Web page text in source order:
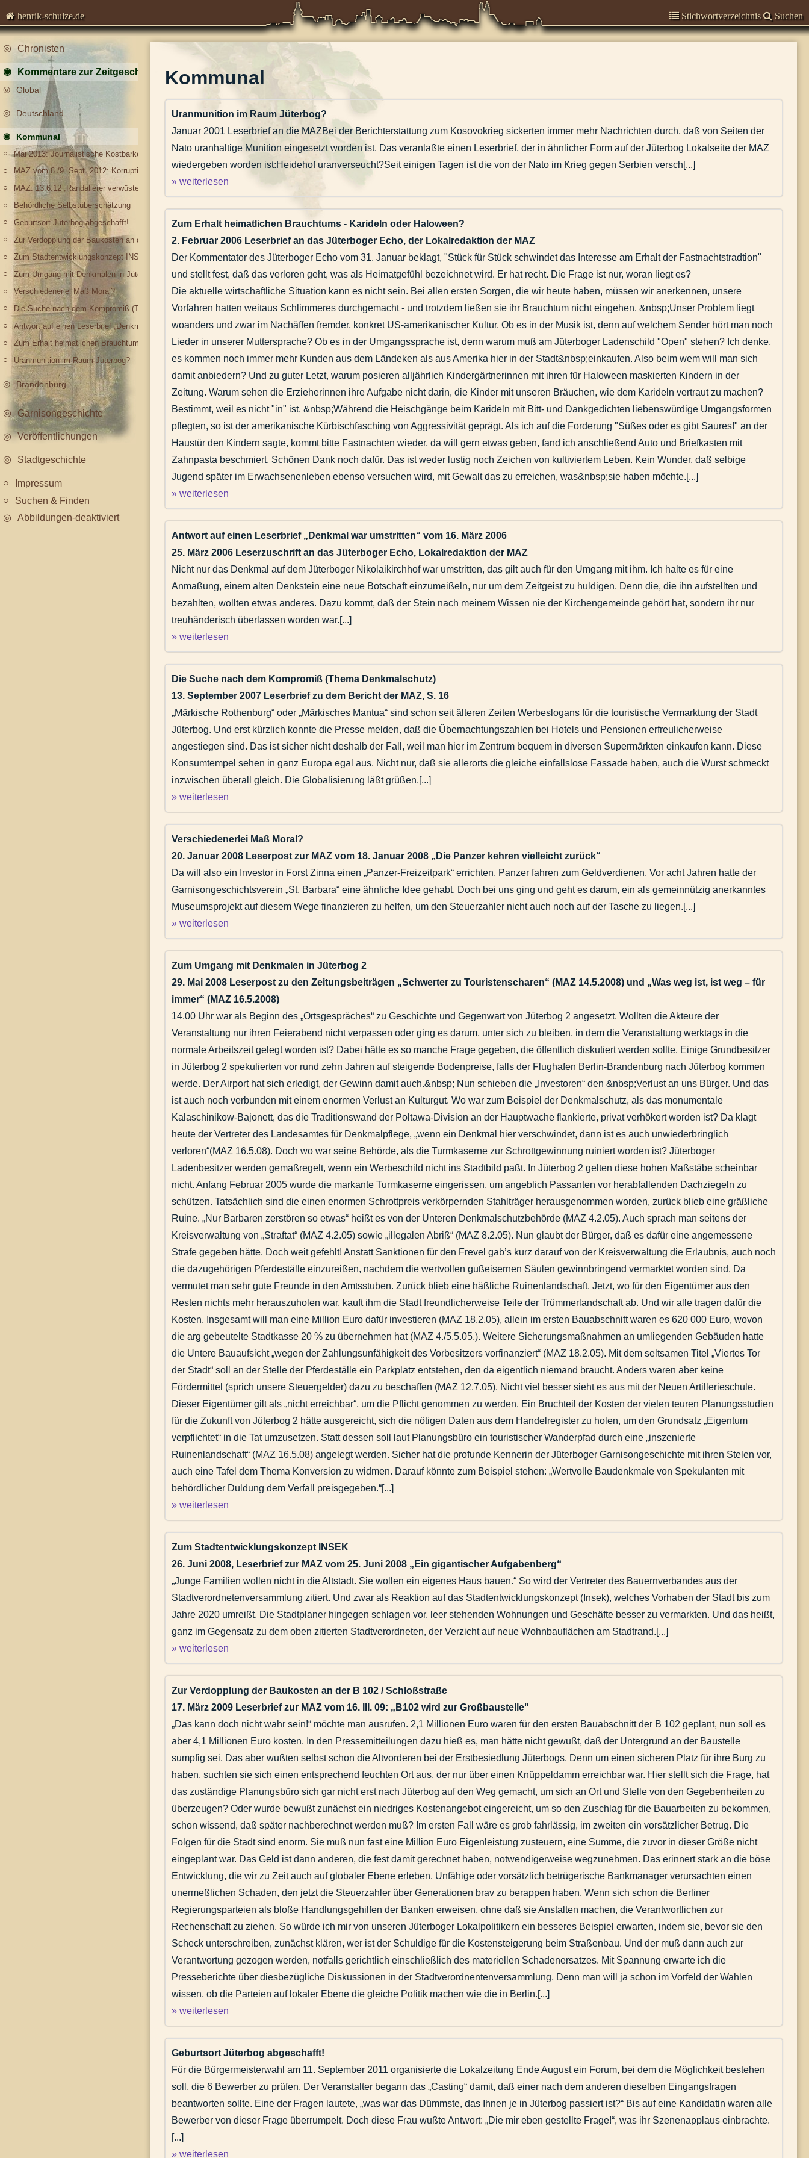
henrik-schulze.de Stichwortverzeichnis Suchen
Chronisten
Kommentare zur Zeitgeschichte
Global
Deutschland
Kommunal
Mai 2013: Journalistische Kostbarkeiten
MAZ vom 8./9. Sept. 2012: Korruptionsaffäre - Landrat Giesecke vor dem Aus
MAZ: 13.6.12 „Randalierer verwüsteten Skaterpark“ und 7./8.6.12 „Randalierer noch nicht ermittelt“.
Behördliche Selbstüberschätzung
Geburtsort Jüterbog abgeschafft!
Zur Verdopplung der Baukosten an der B 102 / Schloßstraße
Zum Stadtentwicklungskonzept INSEK
Zum Umgang mit Denkmalen in Jüterbog 2
Verschiedenerlei Maß Moral?
Die Suche nach dem Kompromiß (Thema Denkmalschutz)
Antwort auf einen Leserbrief „Denkmal war umstritten“ vom 16. März 2006
Zum Erhalt heimatlichen Brauchtums - Karideln oder Haloween?
Uranmunition im Raum Jüterbog?
Brandenburg
Garnisongeschichte
Veröffentlichungen
Stadtgeschichte
Impressum
Suchen & Finden
Abbildungen-deaktiviert
Kommunal
Uranmunition im Raum Jüterbog?
Januar 2001 Leserbrief an die MAZBei der Berichterstattung zum Kosovokrieg sickerten immer mehr Nachrichten durch, daß von Seiten der
Nato uranhaltige Munition eingesetzt worden ist. Das veranlaßte einen Leserbrief, der in ähnlicher Form auf der Jüterbog Lokalseite der MAZ
wiedergeben worden ist:Heidehof uranverseucht?Seit einigen Tagen ist die von der Nato im Krieg gegen Serbien versch[...]
» weiterlesen
Zum Erhalt heimatlichen Brauchtums - Karideln oder Haloween?
2. Februar 2006 Leserbrief an das Jüterboger Echo, der Lokalredaktion der MAZ
Der Kommentator des Jüterboger Echo vom 31. Januar beklagt, "Stück für Stück schwindet das Interesse am Erhalt der Fastnachtstradtion"
und stellt fest, daß das verloren geht, was als Heimatgefühl bezeichnet wird. Er hat recht. Die Frage ist nur, woran liegt es?
Die aktuelle wirtschaftliche Situation kann es nicht sein. Bei allen ersten Sorgen, die wir heute haben, müssen wir anerkennen, unsere
Vorfahren hatten weitaus Schlimmeres durchgemacht - und trotzdem ließen sie ihr Brauchtum nicht eingehen. &nbsp;Unser Problem liegt
woanders und zwar im Nachäffen fremder, konkret US-amerikanischer Kultur. Ob es in der Musik ist, denn auf welchem Sender hört man noch
Lieder in unserer Muttersprache? Ob es in der Umgangssprache ist, denn warum muß am Jüterboger Ladenschild "Open" stehen? Ich denke,
es kommen noch immer mehr Kunden aus dem Ländeken als aus Amerika hier in der Stadt&nbsp;einkaufen. Also beim wem will man sich
damit anbiedern? Und zu guter Letzt, warum posieren alljährlich Kindergärtnerinnen mit ihren für Haloween maskierten Kindern in der
Zeitung. Warum sehen die Erzieherinnen ihre Aufgabe nicht darin, die Kinder mit unseren Bräuchen, wie dem Karideln vertraut zu machen?
Bestimmt, weil es nicht "in" ist. &nbsp;Während die Heischgänge beim Karideln mit Bitt- und Dankgedichten liebenswürdige Umgangsformen
pflegten, so ist der amerikanische Kürbischfasching von Aggressivität geprägt. Als ich auf die Forderung "Süßes oder es gibt Saures!" an der
Haustür den Kindern sagte, kommt bitte Fastnachten wieder, da will gern etwas geben, fand ich anschließend Auto und Briefkasten mit
Zahnpasta beschmiert. Schönen Dank noch dafür. Das ist weder lustig noch Zeichen von kultiviertem Leben. Kein Wunder, daß selbige
Jugend später im Erwachsenenleben ebenso versuchen wird, mit Gewalt das zu erreichen, was&nbsp;sie haben möchte.[...]
» weiterlesen
Antwort auf einen Leserbrief „Denkmal war umstritten“ vom 16. März 2006
25. März 2006 Leserzuschrift an das Jüterboger Echo, Lokalredaktion der MAZ
Nicht nur das Denkmal auf dem Jüterboger Nikolaikirchhof war umstritten, das gilt auch für den Umgang mit ihm. Ich halte es für eine
Anmaßung, einem alten Denkstein eine neue Botschaft einzumeißeln, nur um dem Zeitgeist zu huldigen. Denn die, die ihn aufstellten und
bezahlten, wollten etwas anderes. Dazu kommt, daß der Stein nach meinem Wissen nie der Kirchengemeinde gehört hat, sondern ihr nur
treuhänderisch überlassen worden war.[...]
» weiterlesen
Die Suche nach dem Kompromiß (Thema Denkmalschutz)
13. September 2007 Leserbrief zu dem Bericht der MAZ, S. 16
„Märkische Rothenburg“ oder „Märkisches Mantua“ sind schon seit älteren Zeiten Werbeslogans für die touristische Vermarktung der Stadt
Jüterbog. Und erst kürzlich konnte die Presse melden, daß die Übernachtungszahlen bei Hotels und Pensionen erfreulicherweise
angestiegen sind. Das ist sicher nicht deshalb der Fall, weil man hier im Zentrum bequem in diversen Supermärkten einkaufen kann. Diese
Konsumtempel sehen in ganz Europa egal aus. Nicht nur, daß sie allerorts die gleiche einfallslose Fassade haben, auch die Wurst schmeckt
inzwischen überall gleich. Die Globalisierung läßt grüßen.[...]
» weiterlesen
Verschiedenerlei Maß Moral?
20. Januar 2008 Leserpost zur MAZ vom 18. Januar 2008 „Die Panzer kehren vielleicht zurück“
Da will also ein Investor in Forst Zinna einen „Panzer-Freizeitpark“ errichten. Panzer fahren zum Geldverdienen. Vor acht Jahren hatte der
Garnisongeschichtsverein „St. Barbara“ eine ähnliche Idee gehabt. Doch bei uns ging und geht es darum, ein als gemeinnützig anerkanntes
Museumsprojekt auf diesem Wege finanzieren zu helfen, um den Steuerzahler nicht auch noch auf der Tasche zu liegen.[...]
» weiterlesen
Zum Umgang mit Denkmalen in Jüterbog 2
29. Mai 2008 Leserpost zu den Zeitungsbeiträgen „Schwerter zu Touristenscharen“ (MAZ 14.5.2008) und „Was weg ist, ist weg – für
immer“ (MAZ 16.5.2008)
14.00 Uhr war als Beginn des „Ortsgespräches“ zu Geschichte und Gegenwart von Jüterbog 2 angesetzt. Wollten die Akteure der
Veranstaltung nur ihren Feierabend nicht verpassen oder ging es darum, unter sich zu bleiben, in dem die Veranstaltung werktags in die
normale Arbeitszeit gelegt worden ist? Dabei hätte es so manche Frage gegeben, die öffentlich diskutiert werden sollte. Einige Grundbesitzer
in Jüterbog 2 spekulierten vor rund zehn Jahren auf steigende Bodenpreise, falls der Flughafen Berlin-Brandenburg nach Jüterbog kommen
werde. Der Airport hat sich erledigt, der Gewinn damit auch.&nbsp; Nun schieben die „Investoren“ den &nbsp;Verlust an uns Bürger. Und das
ist auch noch verbunden mit einem enormen Verlust an Kulturgut. Wo war zum Beispiel der Denkmalschutz, als das monumentale
Kalaschinikow-Bajonett, das die Traditionswand der Poltawa-Division an der Hauptwache flankierte, privat verhökert worden ist? Da klagt
heute der Vertreter des Landesamtes für Denkmalpflege, „wenn ein Denkmal hier verschwindet, dann ist es auch unwiederbringlich
verloren“(MAZ 16.5.08). Doch wo war seine Behörde, als die Turmkaserne zur Schrottgewinnung ruiniert worden ist? Jüterboger
Ladenbesitzer werden gemaßregelt, wenn ein Werbeschild nicht ins Stadtbild paßt. In Jüterbog 2 gelten diese hohen Maßstäbe scheinbar
nicht. Anfang Februar 2005 wurde die markante Turmkaserne eingerissen, um angeblich Passanten vor herabfallenden Dachziegeln zu
schützen. Tatsächlich sind die einen enormen Schrottpreis verkörpernden Stahlträger herausgenommen worden, zurück blieb eine gräßliche
Ruine. „Nur Barbaren zerstören so etwas“ heißt es von der Unteren Denkmalschutzbehörde (MAZ 4.2.05). Auch sprach man seitens der
Kreisverwaltung von „Straftat“ (MAZ 4.2.05) sowie „illegalen Abriß“ (MAZ 8.2.05). Nun glaubt der Bürger, daß es dafür eine angemessene
Strafe gegeben hätte. Doch weit gefehlt! Anstatt Sanktionen für den Frevel gab’s kurz darauf von der Kreisverwaltung die Erlaubnis, auch noch
die dazugehörigen Pferdeställe einzureißen, nachdem die wertvollen gußeisernen Säulen gewinnbringend vermarktet worden sind. Da
vermutet man sehr gute Freunde in den Amtsstuben. Zurück blieb eine häßliche Ruinenlandschaft. Jetzt, wo für den Eigentümer aus den
Resten nichts mehr herauszuholen war, kauft ihm die Stadt freundlicherweise Teile der Trümmerlandschaft ab. Und wir alle tragen dafür die
Kosten. Insgesamt will man eine Million Euro dafür investieren (MAZ 18.2.05), allein im ersten Bauabschnitt waren es 620 000 Euro, wovon
die arg gebeutelte Stadtkasse 20 % zu übernehmen hat (MAZ 4./5.5.05.). Weitere Sicherungsmaßnahmen an umliegenden Gebäuden hatte
die Untere Bauaufsicht „wegen der Zahlungsunfähigkeit des Vorbesitzers vorfinanziert“ (MAZ 18.2.05). Mit dem seltsamen Titel „Viertes Tor
der Stadt“ soll an der Stelle der Pferdeställe ein Parkplatz entstehen, den da eigentlich niemand braucht. Anders waren aber keine
Fördermittel (sprich unsere Steuergelder) dazu zu beschaffen (MAZ 12.7.05). Nicht viel besser sieht es aus mit der Neuen Artillerieschule.
Dieser Eigentümer gilt als „nicht erreichbar“, um die Pflicht genommen zu werden. Ein Bruchteil der Kosten der vielen teuren Planungsstudien
für die Zukunft von Jüterbog 2 hätte ausgereicht, sich die nötigen Daten aus dem Handelregister zu holen, um den Grundsatz „Eigentum
verpflichtet“ in die Tat umzusetzen. Statt dessen soll laut Planungsbüro ein touristischer Wanderpfad durch eine „inszenierte
Ruinenlandschaft“ (MAZ 16.5.08) angelegt werden. Sicher hat die profunde Kennerin der Jüterboger Garnisongeschichte mit ihren Stelen vor,
auch eine Tafel dem Thema Konversion zu widmen. Darauf könnte zum Beispiel stehen: „Wertvolle Baudenkmale von Spekulanten mit
behördlicher Duldung dem Verfall preisgegeben.“[...]
» weiterlesen
Zum Stadtentwicklungskonzept INSEK
26. Juni 2008, Leserbrief zur MAZ vom 25. Juni 2008 „Ein gigantischer Aufgabenberg“
„Junge Familien wollen nicht in die Altstadt. Sie wollen ein eigenes Haus bauen.“ So wird der Vertreter des Bauernverbandes aus der
Stadtverordnetenversammlung zitiert. Und zwar als Reaktion auf das Stadtentwicklungskonzept (Insek), welches Vorhaben der Stadt bis zum
Jahre 2020 umreißt. Die Stadtplaner hingegen schlagen vor, leer stehenden Wohnungen und Geschäfte besser zu vermarkten. Und das heißt,
ganz im Gegensatz zu dem oben zitierten Stadtverordneten, der Verzicht auf neue Wohnbauflächen am Stadtrand.[...]
» weiterlesen
Zur Verdopplung der Baukosten an der B 102 / Schloßstraße
17. März 2009 Leserbrief zur MAZ vom 16. III. 09: „B102 wird zur Großbaustelle"
„Das kann doch nicht wahr sein!“ möchte man ausrufen. 2,1 Millionen Euro waren für den ersten Bauabschnitt der B 102 geplant, nun soll es
aber 4,1 Millionen Euro kosten. In den Pressemitteilungen dazu hieß es, man hätte nicht gewußt, daß der Untergrund an der Baustelle
sumpfig sei. Das aber wußten selbst schon die Altvorderen bei der Erstbesiedlung Jüterbogs. Denn um einen sicheren Platz für ihre Burg zu
haben, suchten sie sich einen entsprechend feuchten Ort aus, der nur über einen Knüppeldamm erreichbar war. Hier stellt sich die Frage, hat
das zuständige Planungsbüro sich gar nicht erst nach Jüterbog auf den Weg gemacht, um sich an Ort und Stelle von den Gegebenheiten zu
überzeugen? Oder wurde bewußt zunächst ein niedriges Kostenangebot eingereicht, um so den Zuschlag für die Bauarbeiten zu bekommen,
schon wissend, daß später nachberechnet werden muß? Im ersten Fall wäre es grob fahrlässig, im zweiten ein vorsätzlicher Betrug. Die
Folgen für die Stadt sind enorm. Sie muß nun fast eine Million Euro Eigenleistung zusteuern, eine Summe, die zuvor in dieser Größe nicht
eingeplant war. Das Geld ist dann anderen, die fest damit gerechnet haben, notwendigerweise wegzunehmen. Das erinnert stark an die böse
Entwicklung, die wir zu Zeit auch auf globaler Ebene erleben. Unfähige oder vorsätzlich betrügerische Bankmanager verursachten einen
unermeßlichen Schaden, den jetzt die Steuerzahler über Generationen brav zu berappen haben. Wenn sich schon die Berliner
Regierungsparteien als bloße Handlungsgehilfen der Banken erweisen, ohne daß sie Anstalten machen, die Verantwortlichen zur
Rechenschaft zu ziehen. So würde ich mir von unseren Jüterboger Lokalpolitikern ein besseres Beispiel erwarten, indem sie, bevor sie den
Scheck unterschreiben, zunächst klären, wer ist der Schuldige für die Kostensteigerung beim Straßenbau. Und der muß dann auch zur
Verantwortung gezogen werden, notfalls gerichtlich einschließlich des materiellen Schadenersatzes. Mit Spannung erwarte ich die
Presseberichte über diesbezügliche Diskussionen in der Stadtverordnentenversammlung. Denn man will ja schon im Vorfeld der Wahlen
wissen, ob die Parteien auf lokaler Ebene die gleiche Politik machen wie die in Berlin.[...]
» weiterlesen
Geburtsort Jüterbog abgeschafft!
Für die Bürgermeisterwahl am 11. September 2011 organisierte die Lokalzeitung Ende August ein Forum, bei dem die Möglichkeit bestehen
soll, die 6 Bewerber zu prüfen. Der Veranstalter begann das „Casting“ damit, daß einer nach dem anderen dieselben Eingangsfragen
beantworten sollte. Eine der Fragen lautete, „was war das Dümmste, das Ihnen je in Jüterbog passiert ist?“ Bis auf eine Kandidatin waren alle
Bewerber von dieser Frage überrumpelt. Doch diese Frau wußte Antwort: „Die mir eben gestellte Frage!“, was ihr Szenenapplaus einbrachte.
[...]
» weiterlesen